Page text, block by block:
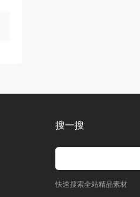
搜一搜
快速搜索全站精品素材